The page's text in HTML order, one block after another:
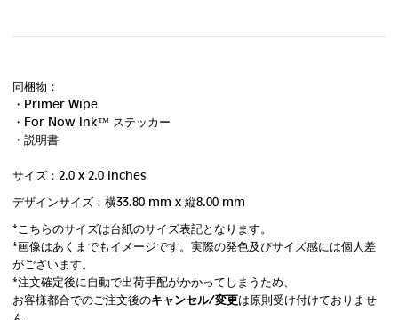
同梱物：
・Primer Wipe
・For Now Ink ™ ステッカー
・説明書
サイズ：2.0 x 2.0 inches
デザインサイズ：横33.80 mm x 縦8.00 mm
*こちらのサイズは台紙のサイズ表記となります。
*画像はあくまでもイメージです。実際の発色及びサイズ感には個人差
がございます。
*注文確定後に自動で出荷手配がかかってしまうため、
お客様都合でのご注文後のキャンセル/変更は原則受け付けておりませ
ん。